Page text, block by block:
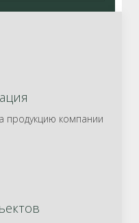
продукцию компании